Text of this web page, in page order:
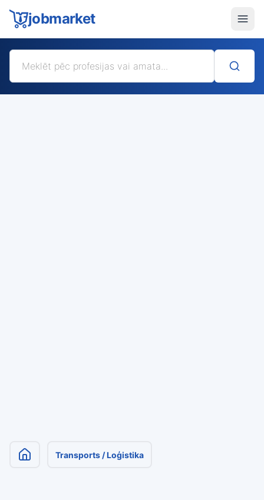
jobmarket
Transports / Loģistika